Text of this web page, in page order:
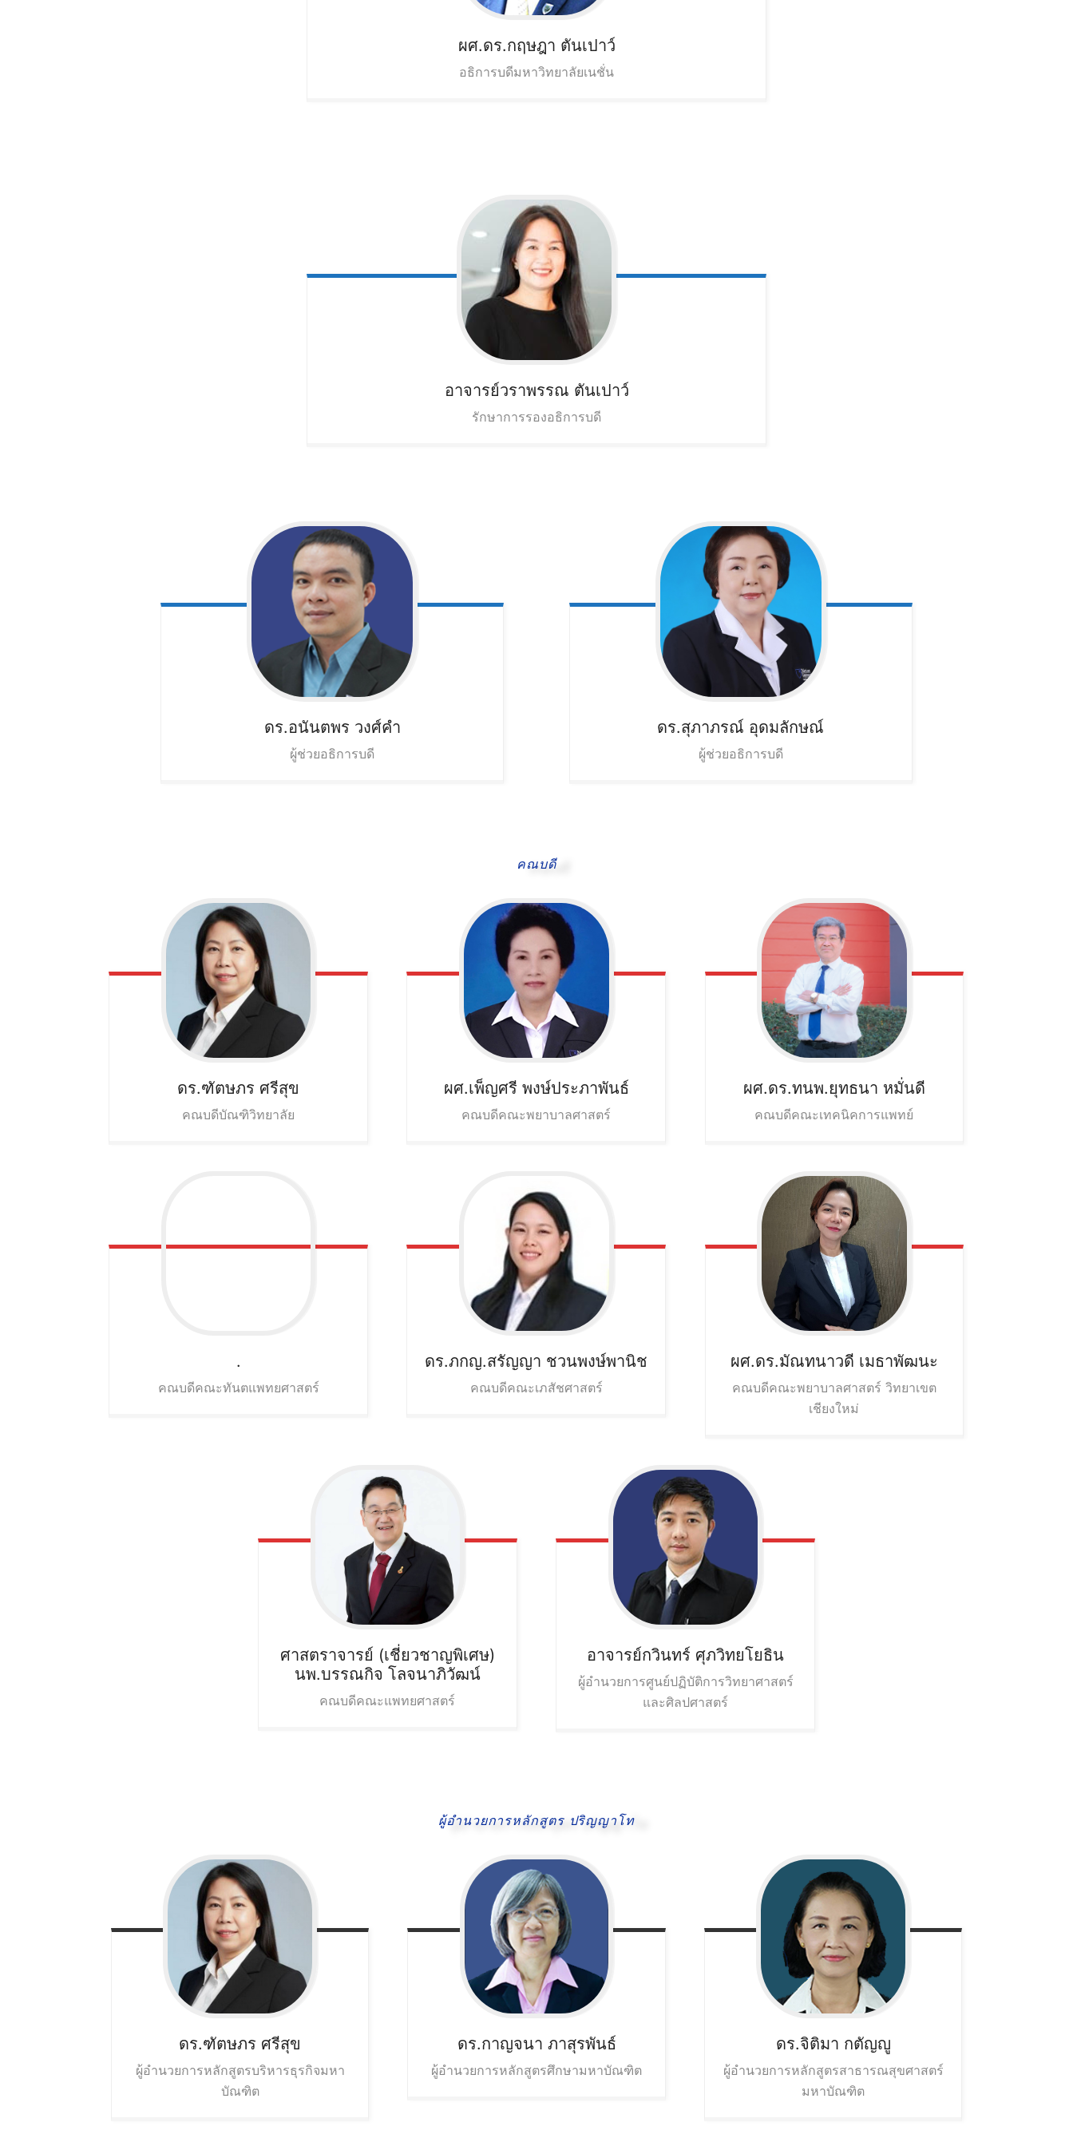
ผศ.ดร.กฤษฎา ตันเปาว์
อธิการบดีมหาวิทยาลัยเนชั่น
อาจารย์วราพรรณ ตันเปาว์
รักษาการรองอธิการบดี
ดร.อนันตพร วงศ์คำ
ผู้ช่วยอธิการบดี
ดร.สุภาภรณ์ อุดมลักษณ์
ผู้ช่วยอธิการบดี
คณบดี
ดร.ฑัตษภร ศรีสุข
คณบดีบัณฑิวิทยาลัย
ผศ.เพ็ญศรี พงษ์ประภาพันธ์
คณบดีคณะพยาบาลศาสตร์
ผศ.ดร.ทนพ.ยุทธนา หมั่นดี
คณบดีคณะเทคนิคการแพทย์
.
คณบดีคณะทันตแพทยศาสตร์
ดร.ภกญ.สรัญญา ชวนพงษ์พานิช
คณบดีคณะเภสัชศาสตร์
ผศ.ดร.มัณทนาวดี เมธาพัฒนะ
คณบดีคณะพยาบาลศาสตร์ วิทยาเขต
เชียงใหม่
ศาสตราจารย์ (เชี่ยวชาญพิเศษ)
นพ.บรรณกิจ โลจนาภิวัฒน์
คณบดีคณะแพทยศาสตร์
อาจารย์กวินทร์ ศุภวิทยโยธิน
ผู้อำนวยการศูนย์ปฏิบัติการวิทยาศาสตร์
และศิลปศาสตร์
ผู้อำนวยการหลักสูตร ปริญญาโท
ดร.ฑัตษภร ศรีสุข
ผู้อำนวยการหลักสูตรบริหารธุรกิจมหา
บัณฑิต
ดร.กาญจนา ภาสุรพันธ์
ผู้อำนวยการหลักสูตรศึกษามหาบัณฑิต
ดร.จิติมา กตัญญู
ผู้อำนวยการหลักสูตรสาธารณสุขศาสตร์
มหาบัณฑิต